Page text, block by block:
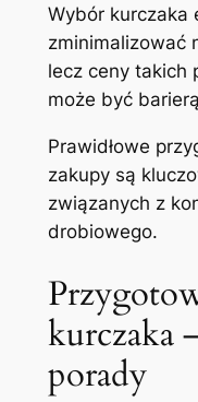
Wybór kurczaka
zminimalizować
lecz ceny takich
może być
Prawidłowe
zakupy są
związanych z
drobiowego.
kurczaka
porady